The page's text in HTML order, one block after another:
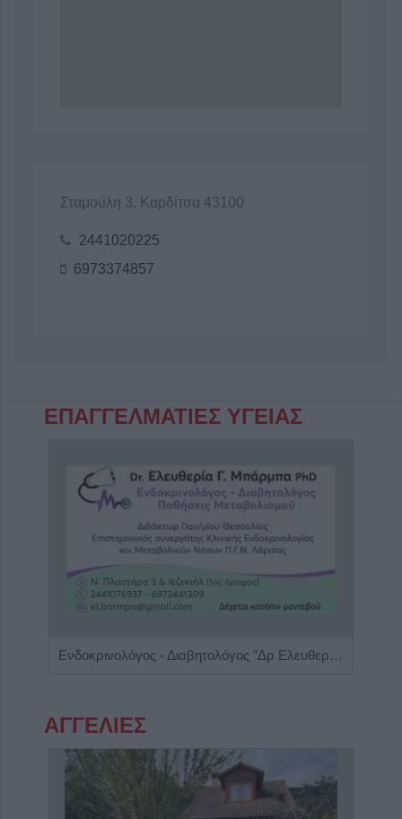
Σταμούλη 3, Καρδίτσα 43100
2441020225
6973374857
ΕΠΑΓΓΕΛΜΑΤΙΕΣ ΥΓΕΙΑΣ
Ενδοκρινολόγος - Διαβητολόγος "Δρ Ελευθερία Γ. Μπάρμπα"
ΑΓΓΕΛΙΕΣ